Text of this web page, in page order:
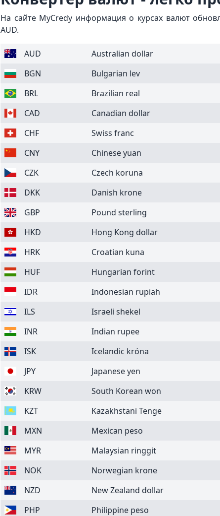
На сайте MyCredy информация о курсах валют
AUD.
AUD Australian dollar
BGN
Bulgarian lev
BRL
Brazilian real
CAD
Canadian dollar
CHF
Swiss franc
CNY
Chinese yuan
CZK
Czech koruna
DKK
Danish krone
GBP
Pound sterling
HKD
Hong Kong dollar
HRK
Croatian kuna
HUF
Hungarian forint
IDR
Indonesian rupiah
ILS
Israeli shekel
INR
Indian rupee
ISK
Icelandic króna
JPY
Japanese yen
KRW
South Korean won
KZT
Kazakhstani Tenge
MXN
Mexican peso
MYR
Malaysian ringgit
NOK
Norwegian krone
NZD
New Zealand dollar
PHP
Philippine peso